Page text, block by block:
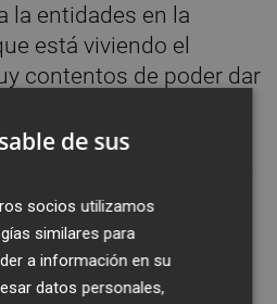
la entidades en la
está viviendo el
contentos de poder dar
y escala junto
que admiramos tanto
años como es Allfunds.
son tan grandes y hay
que no podríamos
posición para aportar
a partir de hoy”,
de sus
socios utilizamos
similares para
a información en su
datos personales,